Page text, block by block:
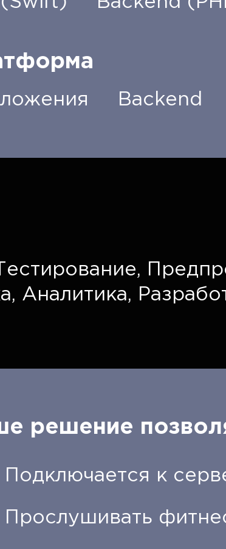
Backend
Тестирование,
Аналитика,
решение
Подключается к
Прослушивать